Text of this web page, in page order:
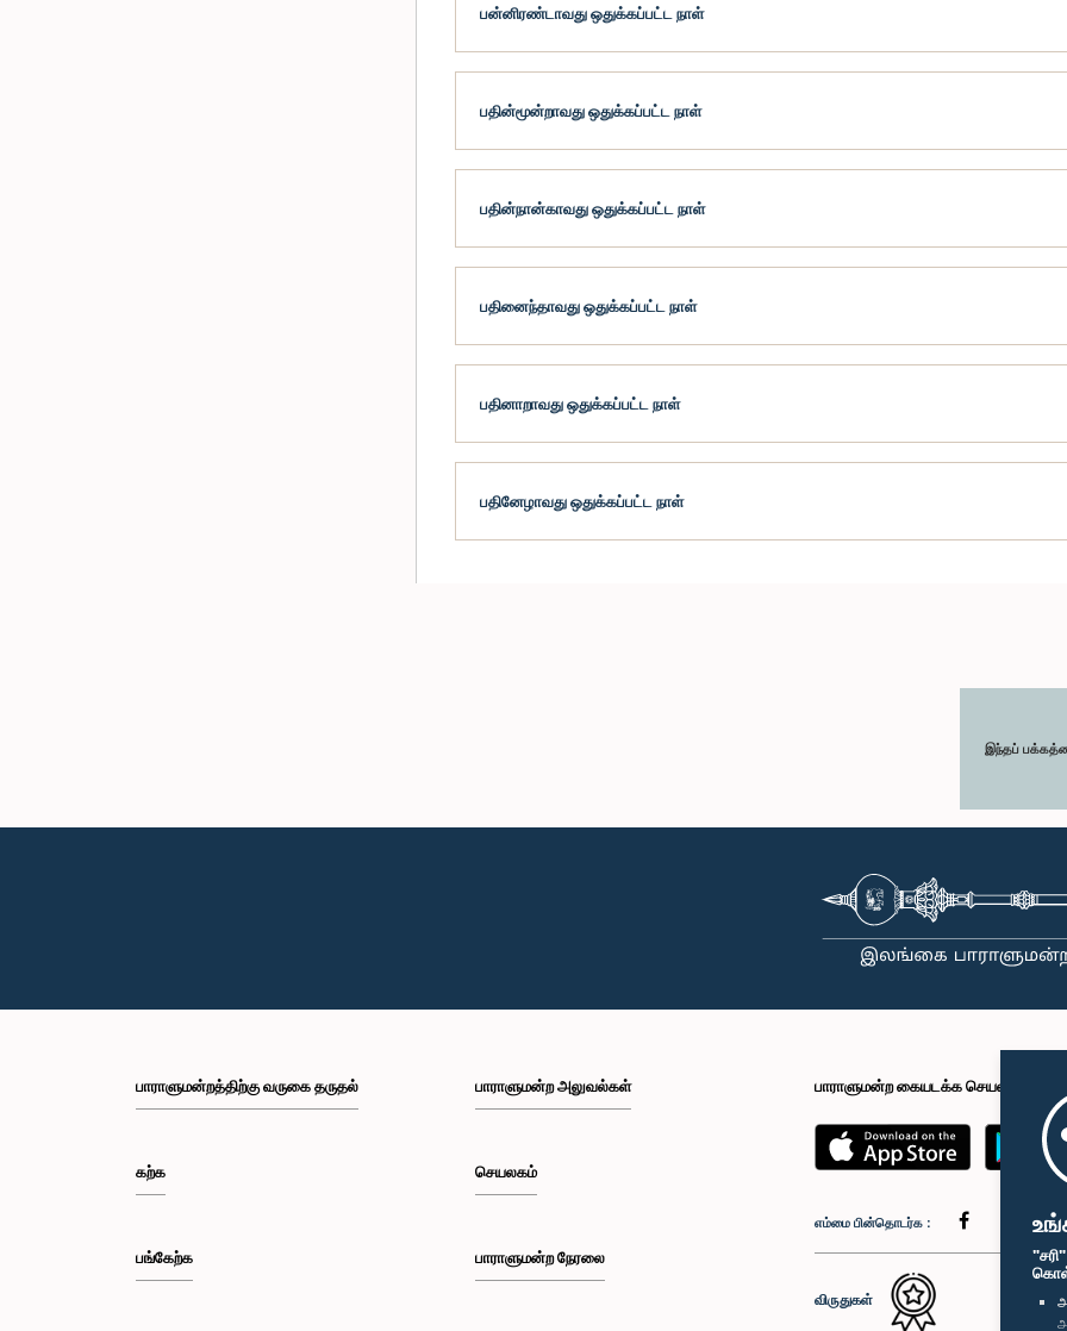
பன்னிரண்டாவது ஒதுக்கப்பட்ட நாள்
பதின்மூன்றாவது ஒதுக்கப்பட்ட நாள்
பதின்நான்காவது ஒதுக்கப்பட்ட நாள்
பதினைந்தாவது ஒதுக்கப்பட்ட நாள்
பதினாறாவது ஒதுக்கப்பட்ட நாள்
பதினேழாவது ஒதுக்கப்பட்ட நாள்
இந்தப்
பாராளுமன்றத்திற்கு வருகை தருதல்
கற்க
பங்கேற்க
பாராளுமன்ற அலுவல்கள்
செயலகம்
பாராளுமன்ற நேரலை
பாராளுமன்ற கையடக்க செயலி
எம்மை பின்தொடர்க :
விருதுகள்